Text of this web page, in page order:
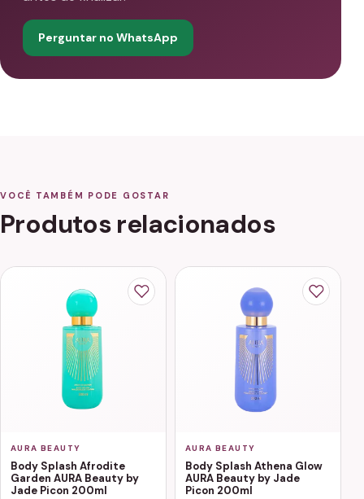
Perguntar no WhatsApp
VOCÊ TAMBÉM PODE GOSTAR
Produtos relacionados
AURA BEAUTY
Body Splash Afrodite
Garden AURA Beauty by
Jade Picon 200ml
AURA BEAUTY
Body Splash Athena Glow
AURA Beauty by Jade
Picon 200ml